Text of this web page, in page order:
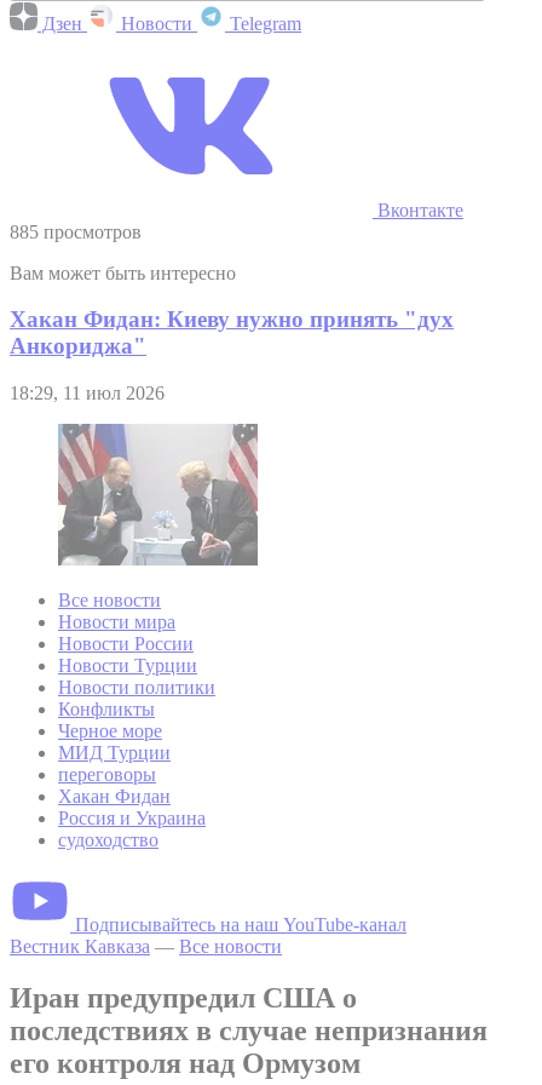
Дзен Новости Telegram
Вконтакте
885 просмотров
Вам может быть интересно
Хакан Фидан: Киеву нужно принять "дух
Анкориджа"
18:29, 11 июл 2026
Все новости
Новости мира
Новости России
Новости Турции
Новости политики
Конфликты
Черное море
МИД Турции
переговоры
Хакан Фидан
Россия и Украина
судоходство
Подписывайтесь на наш YouTube-канал
Вестник Кавказа — Все новости
Иран предупредил США о
последствиях в случае непризнания
его контроля над Ормузом